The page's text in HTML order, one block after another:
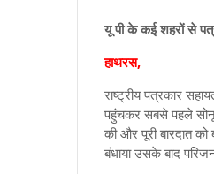
यू पी के कई शहरों से
हाथरस,
राष्ट्रीय पत्रकार
पहुंचकर सबसे पहले सोनू
की और पूरी बारदात
बंधाया उसके बाद